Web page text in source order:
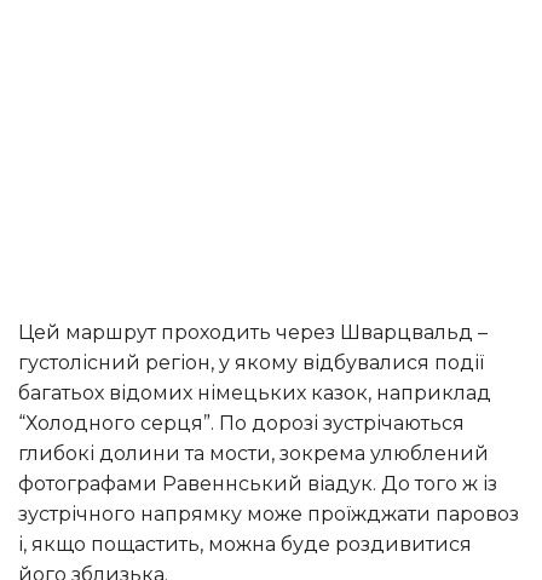
Цей маршрут проходить через Шварцвальд –
густолісний регіон, у якому відбувалися події
багатьох відомих німецьких казок, наприклад
“Холодного серця”. По дорозі зустрічаються
глибокі долини та мости, зокрема улюблений
фотографами Равеннський віадук. До того ж із
зустрічного напрямку може проїжджати паровоз
і, якщо пощастить, можна буде роздивитися
його зблизька.